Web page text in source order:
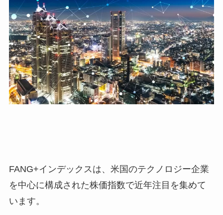
FANG+インデックスは、米国のテクノロジー企業
を中心に構成された株価指数で近年注目を集めて
います。